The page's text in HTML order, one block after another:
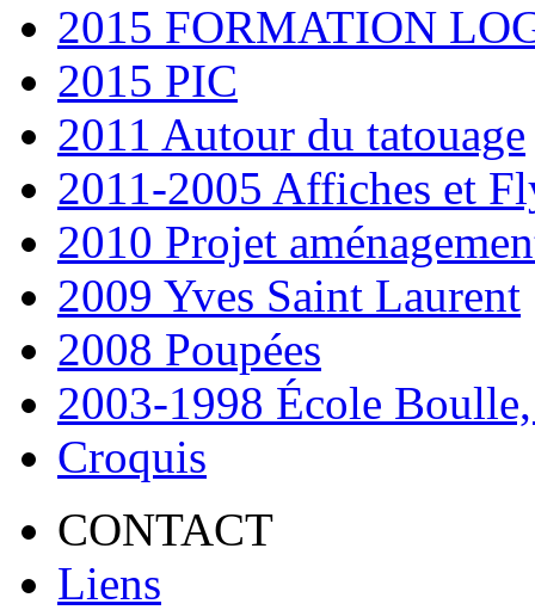
2015 FORMATION
2015 PIC
2011 Autour du tatouage
2011-2005 Affiches et
2010 Projet
2009 Yves Saint Laurent
2008 Poupées
2003-1998 École
Croquis
CONTACT
Liens